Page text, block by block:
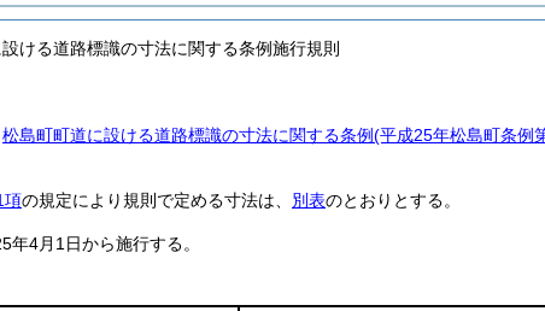
ける道路標識の寸法に関する条例施行規則
松島町町道に設ける道路標識の寸法に関する条例(平成25年松島町条例
項の規定により規則で定める寸法は、 別表のとおりとする。
年4月1日から施行する。